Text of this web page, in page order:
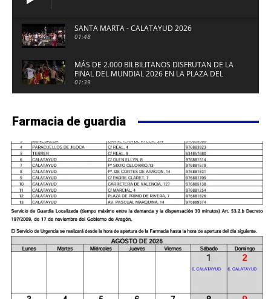
SANTA MARTA - CALATAYUD 2026
01:48
MÁS DE 2.000 BILBILITANOS DISFRUTAN DE LA
FINAL DEL MUNDIAL 2026 EN LA PLAZA DEL
FUERTE DE CALATAYUD
01:39
Farmacia de guardia